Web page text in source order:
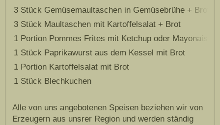
3 Stück Gemüsemaultaschen in Gemüsebrühe + Brot
3 Stück Maultaschen mit Kartoffelsalat + Brot
1 Portion Pommes Frites mit Ketchup oder Mayonaise
1 Stück Paprikawurst aus dem Kessel mit Brot
1 Portion Kartoffelsalat mit Brot
1 Stück Blechkuchen
Alle von uns angebotenen Speisen beziehen wir von
Erzeugern aus unsrer Region und werden ständig